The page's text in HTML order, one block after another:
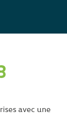
avec une